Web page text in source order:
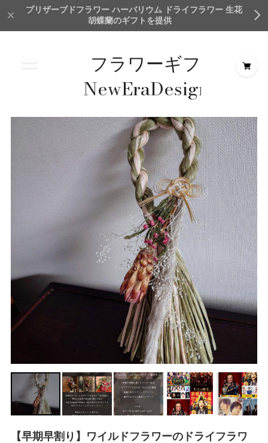
プリザーブドフラワー ハーバリウム ドライフラワー 生花
胡蝶蘭のギフトを提供
フラワーギフト
NewEraDesign＆
Creation
TokyoMillionFlower
【早期早割り】ワイルドフラワーのドライフラワ